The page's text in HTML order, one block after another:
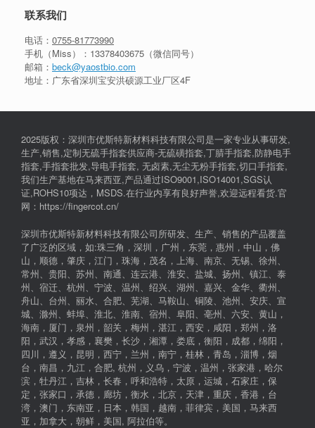
联系我们
电话： 0755-81773990
手机（Miss）： 13378403675 （微信同号）
邮箱： beck@yaostbio.com
地址：广东省深圳宝安洪硕源工业厂区4F
2025版权：深圳市优斯特新材料科技有限公司是一家专业从事研发,
生产,销售,定制无硫手指套供应商-无硫磺指套,丁腈手指套,防静电手
指套,手指套批发,导电手指套, 无卤素,无尘无粉手指套,切口手指套,
我们生产基地在马来西亚,产品通过ISO9001,ISO14001,SGS认
证,ROHS10项达，MSDS.在行业内享有良好声誉,欢迎远程看货.官
网：https://fingercot.cn/
深圳市优斯特新材料科技有限公司所研发、生产、销售的产品覆盖
了广泛的区域，如:珠三角，深圳，广州，东莞，惠州，中山，佛
山，顺德，肇庆，江门，珠海，茂名，上海、南京、无锡、徐州、
常州、贵阳、苏州、南通、连云港、淮安、盐城、扬州、镇江、泰
州、宿迁、杭州、宁波、温州、绍兴、湖州、嘉兴、金华、衢州、
舟山、台州、丽水、合肥、芜湖、马鞍山、铜陵、池州、安庆、宣
城、滁州、蚌埠、淮北、淮南、宿州、阜阳、亳州、六安、黄山，
海南，厦门，泉州，韶关，梅州，湛江，西安，咸阳，郑州，洛
阳，武汉，孝感，襄樊，长沙，湘潭，娄底，衡阳，成都，绵阳，
四川，遵义，昆明，西宁，兰州，南宁，桂林，青岛，淄博，烟
台，南昌，九江，合肥, 杭州，义乌，宁波，温州，张家港，哈尔
滨，牡丹江，吉林，长春，呼和浩特，太原，运城，石家庄，保
定，张家口，承德，廊坊，衡水，北京，天津，重庆，香港，台
湾，澳门，东南亚，日本，韩国，越南，菲律宾，美国，马来西
亚，加拿大，朝鲜，美国, 阿拉伯等。